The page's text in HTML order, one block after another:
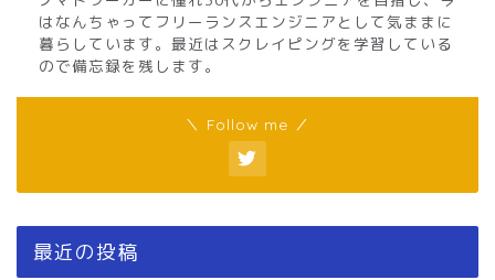
はなんちゃってフリーランスエンジニアとして気ままに
暮らしています。最近はスクレイピングを学習している
ので備忘録を残します。
＼ Follow me ／
最近の投稿